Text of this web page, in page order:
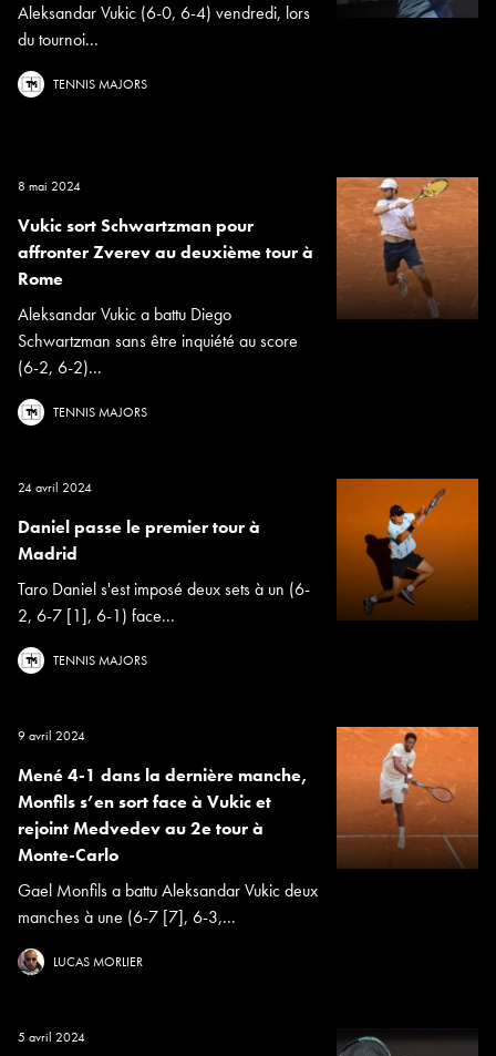
Aleksandar Vukic (6-0, 6-4) vendredi, lors
du tournoi...
TENNIS MAJORS
8 mai 2024
Vukic sort Schwartzman pour
affronter Zverev au deuxième tour à
Rome
Aleksandar Vukic a battu Diego
Schwartzman sans être inquiété au score
(6-2, 6-2)...
TENNIS MAJORS
24 avril 2024
Daniel passe le premier tour à
Madrid
Taro Daniel s'est imposé deux sets à un (6-
2, 6-7 [1], 6-1) face...
TENNIS MAJORS
9 avril 2024
Mené 4-1 dans la dernière manche,
Monfils s’en sort face à Vukic et
rejoint Medvedev au 2e tour à
Monte-Carlo
Gael Monfils a battu Aleksandar Vukic deux
manches à une (6-7 [7], 6-3,...
LUCAS MORLIER
5 avril 2024